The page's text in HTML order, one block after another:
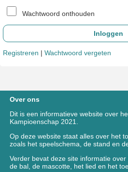
Wachtwoord onthouden
Registreren | Wachtwoord vergeten
Over ons
Dit is een informatieve website over
Kampioenschap 2021.
Op deze website staat alles over het
zoals het speelschema, de stand en
Verder bevat deze site informatie
de bal, de mascotte, het lied en het